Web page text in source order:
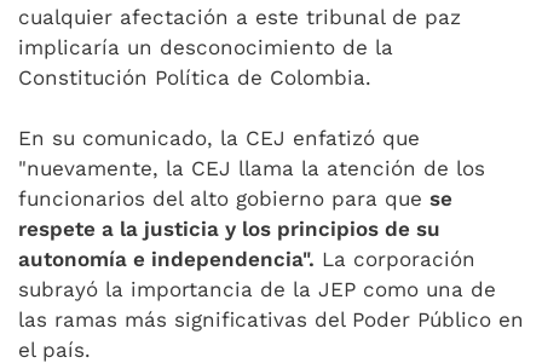
cualquier afectación a este tribunal de paz
implicaría un desconocimiento de la
Constitución Política de Colombia.
En su comunicado, la CEJ enfatizó que
"nuevamente, la CEJ llama la atención de los
funcionarios del alto gobierno para que se
respete a la justicia y los principios de su
autonomía e independencia". La corporación
subrayó la importancia de la JEP como una de
las ramas más significativas del Poder Público en
el país.